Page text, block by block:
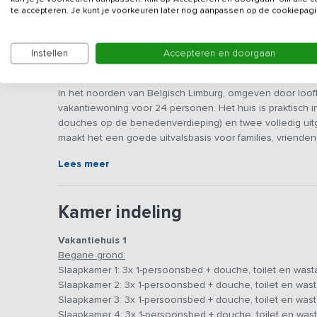
Beschrijving
In het noorden van Belgisch Limburg, omgeven door
vakantiewoning voor 24 personen. Het huis is praktisch
douches op de benedenverdieping) en twee volledig
maakt het een goede uitvalsbasis voor families,
gelijktijdig activiteiten te ondernemen. Terwijl een deel
Algemene ruimte(s)
genoeg om samen te kokkerellen, uitgebreid te tafelen
die je net iets te lang niet hebt gezien. De keukens zijn
grote groepen. Direct naast de keukens vind je grote
te kijken of rustig bij te praten. De grote ramen zorgen
je van een fraai uitzicht op de omgeving. De verrekijker
Lees meer
Kamer indeling
Vakantiehuis 1
Begane grond:
Slaapkamer 1: 3x 1-persoonsbed + douche, toilet en
Slaapkamer 2: 3x 1-persoonsbed + douche, toilet en
Slaapkamer 3: 3x 1-persoonsbed + douche, toilet en
te accepteren. Je kunt je voorkeuren later nog aanpassen op de
Instellen Accepteren en doorgaan